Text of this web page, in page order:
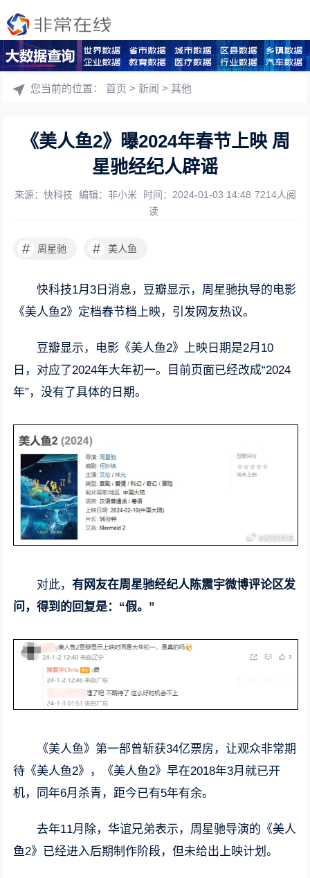
您当前的位置：首页 >新闻 >其他
《美人鱼2》曝2024年春节上映 周
星驰经纪人辟谣
来源：快科技 编辑：非小米 时间：2024-01-03 14:48 7214人阅
读
# 周星驰 # 美人鱼
快科技1月3日消息，豆瓣显示，周星驰执导的电影
《美人鱼2》定档春节档上映，引发网友热议。
豆瓣显示，电影《美人鱼2》上映日期是2月10
日，对应了2024年大年初一。目前页面已经改成“2024
年”，没有了具体的日期。
对此，有网友在周星驰经纪人陈震宇微博评论区发
问，得到的回复是：“假。”
《美人鱼》第一部曾斩获34亿票房，让观众非常期
待《美人鱼2》，《美人鱼2》早在2018年3月就已开
机，同年6月杀青，距今已有5年有余。
去年11月除，华谊兄弟表示，周星驰导演的《美人
鱼2》已经进入后期制作阶段，但未给出上映计划。